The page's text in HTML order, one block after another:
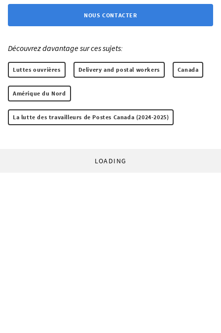
NOUS CONTACTER
Découvrez davantage sur ces sujets:
Luttes ouvrières Delivery and postal workers Canada
Amérique du Nord
La lutte des travailleurs de Postes Canada (2024-2025)
LOADING